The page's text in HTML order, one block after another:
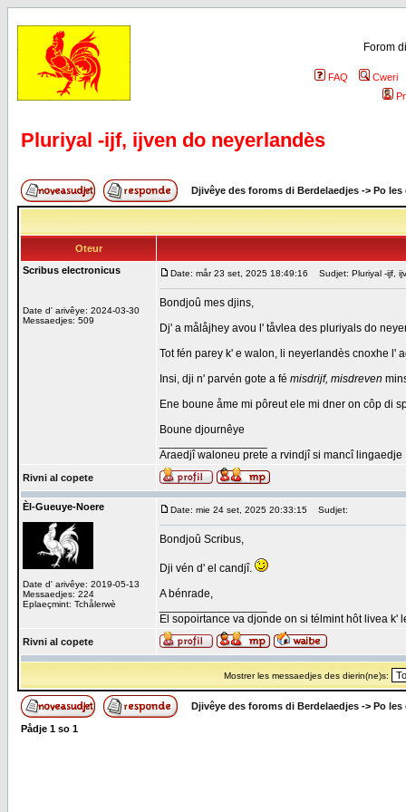
Forom
FAQ
Cweri
Pluriyal -ijf, ijven do neyerlandès
Djivêye des foroms di Berdelaedjes -> Po les
Oteur
Scribus electronicus
Date d' arivêye: 2024-03-30
Messaedjes: 509
Date: mår 23 set, 2025 18:49:16 Sudjet: Pluriyal -ijf,
Bondjoû mes djins,
Dj' a målåjhey avou l' tåvlea des pluriyals do
Tot fén parey k' e walon, li neyerlandès cnoxhe l'
Insi, dji n' parvén gote a fé misdrijf, misdreven
Ene boune åme mi pôreut ele mi dner on côp di
Boune djournêye
Araedjî waloneu prete a rvindjî si mancî lingaedje
Rivni al copete
Èl-Gueuye-Noere
Date d' arivêye: 2019-05-13
Messaedjes: 224
Eplaeçmint: Tchålerwè
Date: mie 24 set, 2025 20:33:15 Sudjet:
Bondjoû Scribus,
Dji vén d' el candjî.
A bénrade,
El sopoirtance va djonde on si télmint hôt livea
Rivni al copete
Mostrer les messaedjes des dierin(ne)s:
Djivêye des foroms di Berdelaedjes -> Po les
Pådje 1 so 1